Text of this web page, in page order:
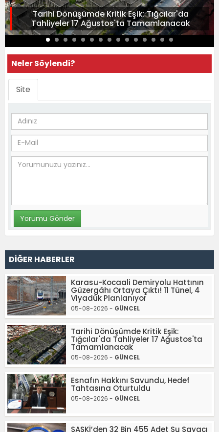
Tarihi Dönüşümde Kritik Eşik: Tığcılar'da
Tahliyeler 17 Ağustos'ta Tamamlanacak
Neler Söylendi?
Site
DİĞER HABERLER
Karasu-Kocaali Demiryolu Hattının
Güzergâhı Ortaya Çıktı! 11 Tünel, 4
Viyadük Planlanıyor
05-08-2026 - GÜNCEL
Tarihi Dönüşümde Kritik Eşik:
Tığcılar'da Tahliyeler 17 Ağustos'ta
Tamamlanacak
05-08-2026 - GÜNCEL
Esnafın Hakkını Savundu, Hedef
Tahtasına Oturtuldu
05-08-2026 - GÜNCEL
SASKİ’den 32 Bin 455 Adet Su Sayacı